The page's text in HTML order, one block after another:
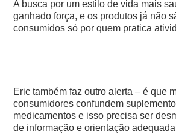
A busca por um estilo de vida mais
ganhado força, e os produtos já não
consumidos só por quem pratica
Eric também faz outro alerta – é que
consumidores confundem
medicamentos e isso precisa ser
de informação e orientação